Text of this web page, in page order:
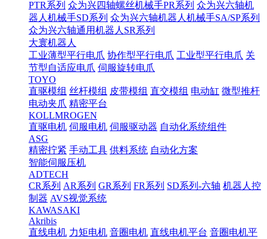
PTR系列 众为兴四轴螺丝机械手PR系列 众为兴六轴机
器人机械手SD系列 众为兴六轴机器人机械手SA/SP系列
众为兴六轴通用机器人SR系列
大寰机器人
工业薄型平行电爪 协作型平行电爪 工业型平行电爪 关
节型自适应电爪 伺服旋转电爪
TOYO
直驱模组 丝杆模组 皮带模组 直交模组 电动缸 微型推杆
电动夹爪 精密平台
KOLLMROGEN
直驱电机 伺服电机 伺服驱动器 自动化系统组件
ASG
精密拧紧 手动工具 供料系统 自动化方案
智能伺服压机
ADTECH
CR系列 AR系列 GR系列 FR系列 SD系列-六轴 机器人控
制器 AVS视觉系统
KAWASAKI
Akribis
直线电机 力矩电机 音圈电机 直线电机平台 音圈电机平